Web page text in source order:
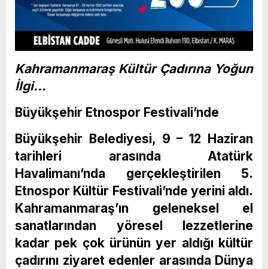
Kahramanmaraş Kültür Çadırına Yoğun
İlgi…
Büyükşehir Etnospor Festivali’nde
Büyükşehir Belediyesi, 9 – 12 Haziran
tarihleri arasında Atatürk
Havalimanı’nda gerçekleştirilen 5.
Etnospor Kültür Festivali’nde yerini aldı.
Kahramanmaraş’ın geleneksel el
sanatlarından yöresel lezzetlerine
kadar pek çok ürünün yer aldığı kültür
çadırını ziyaret edenler arasında Dünya